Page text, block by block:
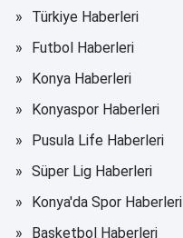
Türkiye Haberleri
Futbol Haberleri
Konya Haberleri
Konyaspor Haberleri
Pusula Life Haberleri
Süper Lig Haberleri
Konya'da Spor Haberleri
Basketbol Haberleri